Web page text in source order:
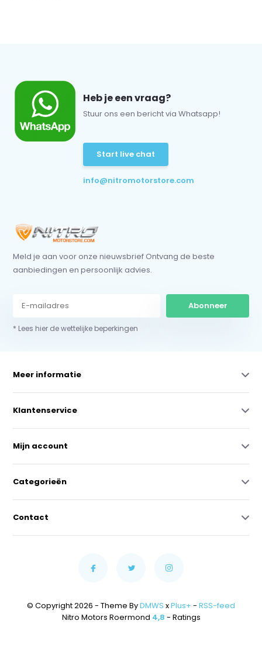
Heb je een vraag?
Stuur ons een bericht via Whatsapp!
Start live chat
info@nitromotorstore.com
Meld je aan voor onze nieuwsbrief Ontvang de beste
aanbiedingen en persoonlijk advies.
Abonneer
* Lees hier de wettelijke beperkingen
Meer informatie
Klantenservice
Mijn account
Categorieën
Contact
© Copyright 2026 - Theme ByDMWS xPlus+ - RSS-feed
Nitro Motors Roermond 4,8 - Ratings